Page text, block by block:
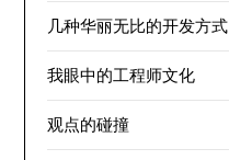
几种华丽无比的开发方式
我眼中的工程师文化
观点的碰撞